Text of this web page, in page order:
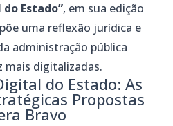
Estado”, em sua edição
uma reflexão jurídica e
administração pública
mais digitalizadas.
do Estado: As
Propostas
Bravo